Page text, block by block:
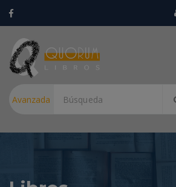
Avanzada